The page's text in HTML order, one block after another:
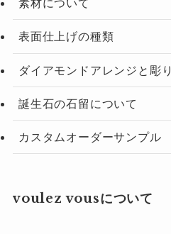
素材について
表面仕上げの種類
ダイアモンドアレンジと彫り
誕生石の石留について
カスタムオーダーサンプル
voulez vousについて